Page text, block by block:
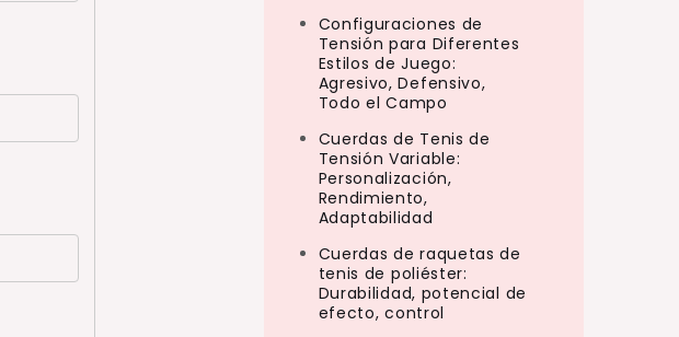
Configuraciones de
Tensión para Diferentes
Estilos de Juego:
Agresivo, Defensivo,
Todo el Campo
Cuerdas de Tenis de
Tensión Variable:
Personalización,
Rendimiento,
Adaptabilidad
Cuerdas de raquetas de
tenis de poliéster:
Durabilidad, potencial de
efecto, control